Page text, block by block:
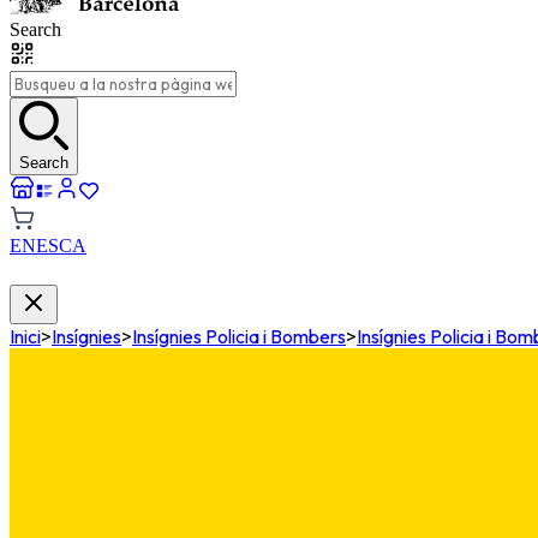
Search
Search
ENESCA
Inici>Insígnies>Insígnies Policia i Bombers>Insígnies Policia i